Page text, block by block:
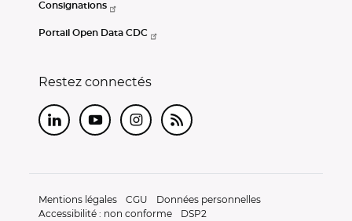
Consignations
Portail Open Data CDC
Restez connectés
LinkedInYoutubeInstagram
RSS
Mentions légales CGU
Données personnelles
Accessibilité : non conforme
DSP2